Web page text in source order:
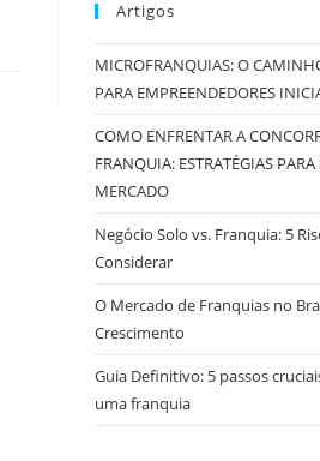
Artigos
MICROFRANQUIAS: O
PARA EMPREENDEDORES
COMO ENFRENTAR A
FRANQUIA: ESTRATÉGIAS
MERCADO
Negócio Solo vs. Franquia: 5
Considerar
O Mercado de Franquias no
Crescimento
Guia Definitivo: 5 passos
uma franquia